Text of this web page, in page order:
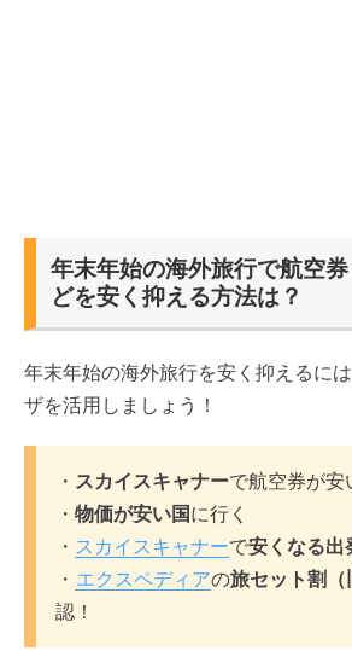
年末年始の海外旅行で航空
どを安く抑える方法は？
年末年始の海外旅行を安く抑えるに
ザを活用しましょう！
・ スカイスキャナーで航空券が安
・ 物価が安い国に行く
・ スカイスキャナーで安くなる出
・ エクスペディアの旅セット割（
認！